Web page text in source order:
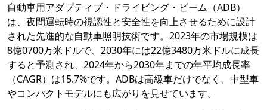
自動車用アダプティブ・ドライビング・ビーム（ADB）
は、夜間運転時の視認性と安全性を向上させるために設計
された先進的な自動車照明技術です。2023年の市場規模は
8億0700万米ドルで、2030年には22億3480万米ドルに成長
すると予測され、2024年から2030年までの年平均成長率
（CAGR）は15.7%です。ADBは高級車だけでなく、中型車
やコンパクトモデルにも広がりを見せています。